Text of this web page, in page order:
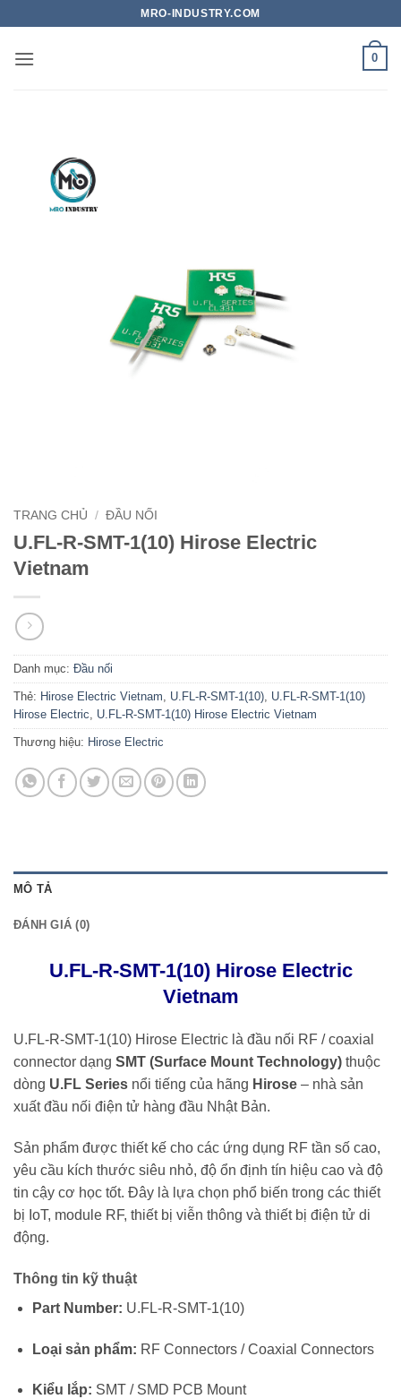
nội
MRO-INDUSTRY.COM
0
TRANG CHỦ / ĐẦU NỐI
U.FL-R-SMT-1(10) Hirose Electric
Vietnam
Danh mục: Đầu nối
Thẻ: Hirose Electric Vietnam, U.FL-R-SMT-1(10), U.FL-R-SMT-1(10)
Hirose Electric, U.FL-R-SMT-1(10) Hirose Electric Vietnam
Thương hiệu: Hirose Electric
MÔ TẢ
ĐÁNH GIÁ (0)
U.FL-R-SMT-1(10) Hirose Electric
Vietnam
U.FL-R-SMT-1(10) Hirose Electric là đầu nối RF / coaxial
connector dạng SMT (Surface Mount Technology) thuộc
dòng U.FL Series nổi tiếng của hãng Hirose – nhà sản
xuất đầu nối điện tử hàng đầu Nhật Bản.
Sản phẩm được thiết kế cho các ứng dụng RF tần số cao,
yêu cầu kích thước siêu nhỏ, độ ổn định tín hiệu cao và độ
tin cậy cơ học tốt. Đây là lựa chọn phổ biến trong các thiết
bị IoT, module RF, thiết bị viễn thông và thiết bị điện tử di
động.
Thông tin kỹ thuật
Part Number: U.FL-R-SMT-1(10)
Loại sản phẩm: RF Connectors / Coaxial Connectors
Kiểu lắp: SMT / SMD PCB Mount